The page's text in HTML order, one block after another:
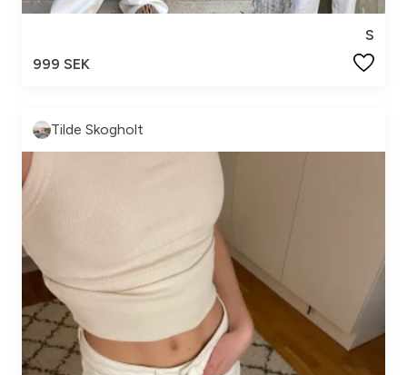
S
999 SEK
Tilde Skogholt